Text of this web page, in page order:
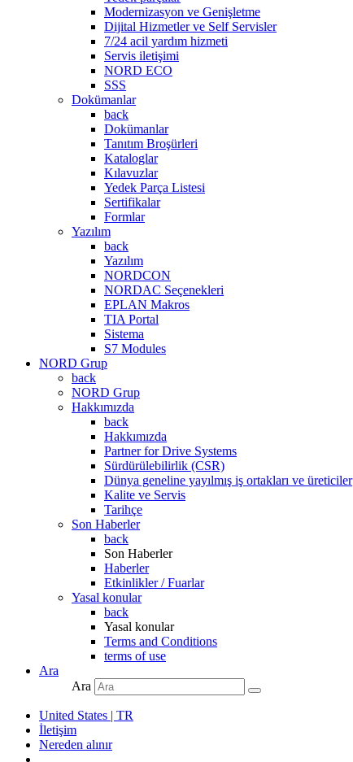
Modernizasyon ve Genişletme
Dijital Hizmetler ve Self Servisler
7/24 acil yardım hizmeti
Servis iletişimi
NORD ECO
SSS
Dokümanlar
back
Dokümanlar
Tanıtım Broşürleri
Kataloglar
Kılavuzlar
Yedek Parça Listesi
Sertifikalar
Formlar
Yazılım
back
Yazılım
NORDCON
NORDAC Seçenekleri
EPLAN Makros
TIA Portal
Sistema
S7 Modules
NORD Grup
back
NORD Grup
Hakkımızda
back
Hakkımızda
Partner for Drive Systems
Sürdürülebilirlik (CSR)
Dünya geneline yayılmış iş ortakları ve üreticiler
Kalite ve Servis
Tarihçe
Son Haberler
back
Son Haberler
Haberler
Etkinlikler / Fuarlar
Yasal konular
back
Yasal konular
Terms and Conditions
terms of use
Ara
Ara
United States | TR
İletişim
Nereden alınır